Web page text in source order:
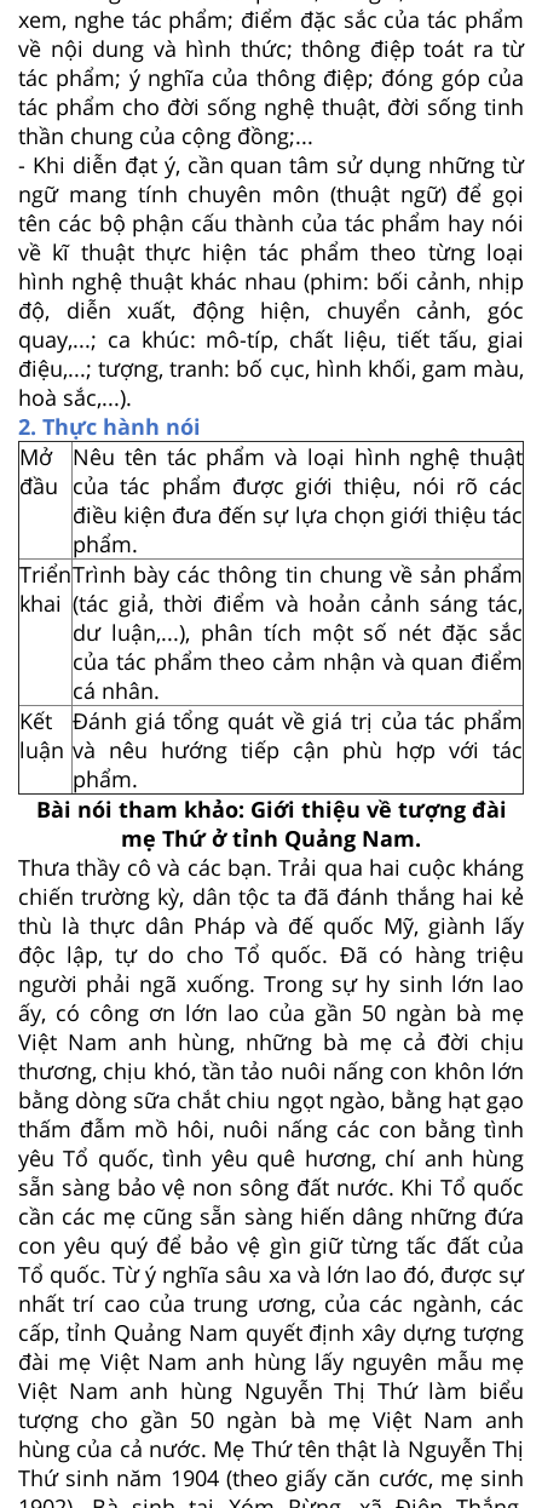
xem, nghe tác phẩm; điểm đặc sắc của tác phẩm
về nội dung và hình thức; thông điệp toát ra từ
tác phẩm; ý nghĩa của thông điệp; đóng góp của
tác phẩm cho đời sống nghệ thuật, đời sống tinh
thần chung của cộng đồng;...
- Khi diễn đạt ý, cần quan tâm sử dụng những từ
ngữ mang tính chuyên môn (thuật ngữ) để gọi
tên các bộ phận cấu thành của tác phẩm hay nói
về kĩ thuật thực hiện tác phẩm theo từng loại
hình nghệ thuật khác nhau (phim: bối cảnh, nhịp
độ, diễn xuất, động hiện, chuyển cảnh, góc
quay,...; ca khúc: mô-típ, chất liệu, tiết tấu, giai
điệu,...; tượng, tranh: bố cục, hình khối, gam màu,
hoà sắc,...).
2. Thực hành nói
Mở
đầu
Nêu tên tác phẩm và loại hình nghệ thuật
của tác phẩm được giới thiệu, nói rõ các
điều kiện đưa đến sự lựa chọn giới thiệu tác
phẩm.
Triển
khai
Trình bày các thông tin chung về sản phẩm
(tác giả, thời điểm và hoản cảnh sáng tác,
dư luận,...), phân tích một số nét đặc sắc
của tác phẩm theo cảm nhận và quan điểm
cá nhân.
Kết
luận
Đánh giá tổng quát về giá trị của tác phẩm
và nêu hướng tiếp cận phù hợp với tác
phẩm.
Bài nói tham khảo: Giới thiệu về tượng đài
mẹ Thứ ở tỉnh Quảng Nam.
Thưa thầy cô và các bạn. Trải qua hai cuộc kháng
chiến trường kỳ, dân tộc ta đã đánh thắng hai kẻ
thù là thực dân Pháp và đế quốc Mỹ, giành lấy
độc lập, tự do cho Tổ quốc. Đã có hàng triệu
người phải ngã xuống. Trong sự hy sinh lớn lao
ấy, có công ơn lớn lao của gần 50 ngàn bà mẹ
Việt Nam anh hùng, những bà mẹ cả đời chịu
thương, chịu khó, tần tảo nuôi nấng con khôn lớn
bằng dòng sữa chắt chiu ngọt ngào, bằng hạt gạo
thấm đẫm mồ hôi, nuôi nấng các con bằng tình
yêu Tổ quốc, tình yêu quê hương, chí anh hùng
sẵn sàng bảo vệ non sông đất nước. Khi Tổ quốc
cần các mẹ cũng sẵn sàng hiến dâng những đứa
con yêu quý để bảo vệ gìn giữ từng tấc đất của
Tổ quốc. Từ ý nghĩa sâu xa và lớn lao đó, được sự
nhất trí cao của trung ương, của các ngành, các
cấp, tỉnh Quảng Nam quyết định xây dựng tượng
đài mẹ Việt Nam anh hùng lấy nguyên mẫu mẹ
Việt Nam anh hùng Nguyễn Thị Thứ làm biểu
tượng cho gần 50 ngàn bà mẹ Việt Nam anh
hùng của cả nước. Mẹ Thứ tên thật là Nguyễn Thị
Thứ sinh năm 1904 (theo giấy căn cước, mẹ sinh